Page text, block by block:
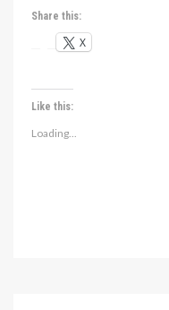
Share this:
X
Like this:
Loading...